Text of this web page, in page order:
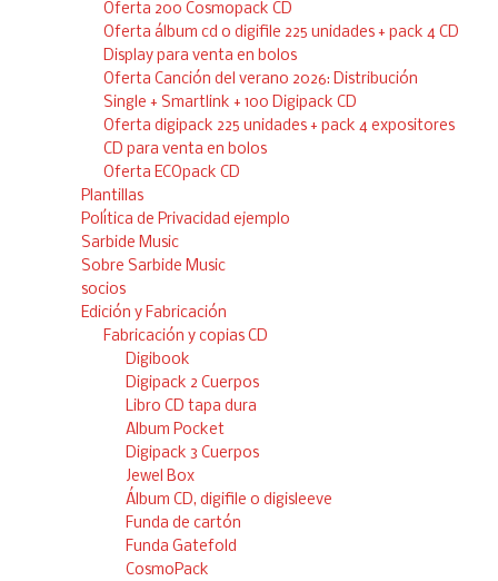
Oferta 200 Cosmopack CD
Oferta álbum cd o digifile 225 unidades + pack 4 CD
Display para venta en bolos
Oferta Canción del verano 2026: Distribución
Single + Smartlink + 100 Digipack CD
Oferta digipack 225 unidades + pack 4 expositores
CD para venta en bolos
Oferta ECOpack CD
Plantillas
Política de Privacidad ejemplo
Sarbide Music
Sobre Sarbide Music
socios
Edición y Fabricación
Fabricación y copias CD
Digibook
Digipack 2 Cuerpos
Libro CD tapa dura
Album Pocket
Digipack 3 Cuerpos
Jewel Box
Álbum CD, digifile o digisleeve
Funda de cartón
Funda Gatefold
CosmoPack